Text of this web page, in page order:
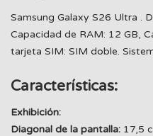
Samsung Galaxy S26 Ultra .
Capacidad de RAM: 12 GB,
tarjeta SIM: SIM doble.
Características:
Exhibición:
Diagonal de la pantalla: 17,5